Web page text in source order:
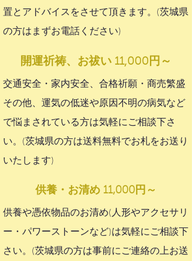
置とアドバイスをさせて頂きます。(茨城県
の方はまずお電話ください)
開運祈祷、お祓い 11,000円～
交通安全・家内安全、合格祈願・商売繁盛
その他、運気の低迷や原因不明の病気など
で悩まされている方は気軽にご相談下さ
い。(茨城県の方は送料無料でお札をお送り
いたします)
供養・お清め 11,000円～
供養や憑依物品のお清め(人形やアクセサリ
ー・パワーストーンなど)は気軽にご相談下
さい。(茨城県の方は事前にご連絡の上お送